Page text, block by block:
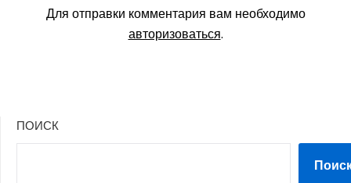
Для отправки комментария вам необходимо
авторизоваться.
ПОИСК